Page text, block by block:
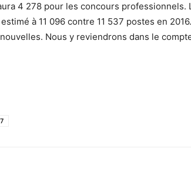
4 278 pour les concours professionnels.
à 11 096 contre 11 537 postes en 2016.
Nous y reviendrons dans le